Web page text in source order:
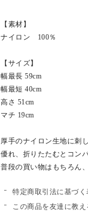
【素材】
ナイロン 100％
【サイズ】
幅最長 59cm
幅最短 40cm
高さ 51cm
マチ 19cm
厚手のナイロン生地に刺
優れ、折りたたむとコン
普段の買い物はもちろん
特定商取引法に基づく
この商品を友達に教え